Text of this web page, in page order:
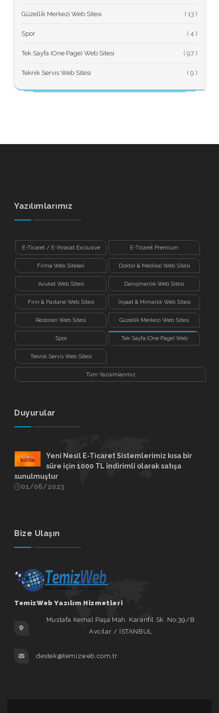
Güzellik Merkezi Web Sitesi (
Spor (
Tek Sayfa (One Page) Web Sitesi (
Teknik Servis Web Sitesi (
Yazılımlarımız
E-Ticaret / E-İhracat Exclusive E-Ticaret Premium
Firma Web Siteleri Doktor & Medikal Web Sitesi
Avukat Web Sitesi Danışmanlık Web Sitesi
Fırın & Pastane Web Sitesi İnşaat & Mimarlık Web Sitesi
Restoran Web Sitesi Güzellik Merkezi Web Sitesi
Spor Tek Sayfa (One Page) Web
Teknik Servis Web Sitesi
Tüm Yazılımlarımız
Duyurular
Yeni Nesil E-Ticaret Sistemlerimiz kısa bir
süre için 1000 TL indirimli olarak satışa
sunulmuştur
01/06/2023
Bize Ulaşın
TemizWeb Yazılım Hizmetleri
Mustafa Kemal Paşa Mah. Karanfil Sk. No:39/B
Avcılar / İSTANBUL
destek@temizweb.com.tr